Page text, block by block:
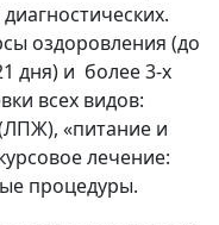
оздоровления (до
дня) и более 3-х
всех видов:
«питание и
лечение:
процедуры.